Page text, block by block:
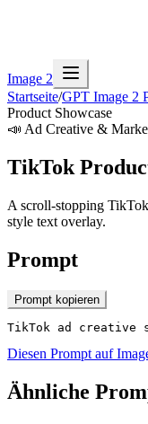
Image 2
Startseite/GPT Image 2
Product Showcase
📣 Ad Creative &
TikTok
A scroll-stopping
style text overlay.
Prompt
Prompt kopieren
TikTok ad
Diesen Prompt auf
Ähnliche